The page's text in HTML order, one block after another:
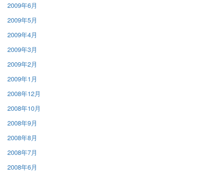
2009年6月
2009年5月
2009年4月
2009年3月
2009年2月
2009年1月
2008年12月
2008年10月
2008年9月
2008年8月
2008年7月
2008年6月